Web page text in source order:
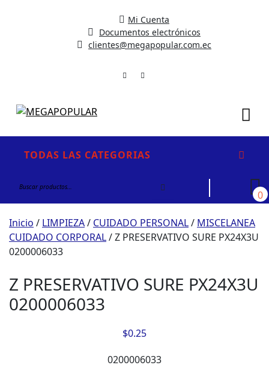
Mi Cuenta
Documentos electrónicos
clientes@megapopular.com.ec
TODAS LAS CATEGORIAS
0
Inicio / LIMPIEZA/ CUIDADO PERSONAL/ MISCELANEA
CUIDADO CORPORAL/ Z PRESERVATIVO SURE PX24X3U
0200006033
Z PRESERVATIVO SURE PX24X3U
0200006033
$0.25
0200006033